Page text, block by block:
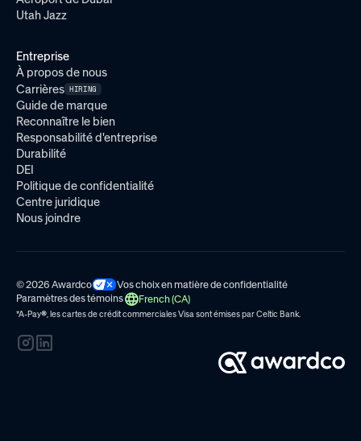
Utah Jazz
Entreprise
À propos de nous
Carrières HIRING
Guide de marque
Reconnaître le bien
Responsabilité d'entreprise
Durabilité
DEI
Politique de confidentialité
Centre juridique
Nous joindre
© 2026 Awardco
Vos choix en matière de confidentialité
Paramètres des témoins
French (CA)
*A-Pay®, les cartes de crédit commerciales Visa sont émises parCeltic Bank.